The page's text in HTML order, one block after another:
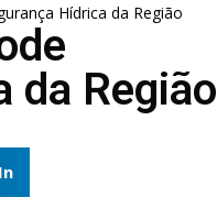
Hídrica da Região
da Região